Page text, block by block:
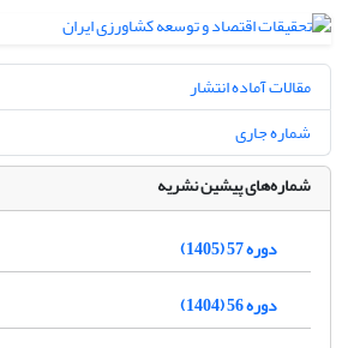
مقالات آماده انتشار
شماره جاری
شماره‌های پیشین نشریه
دوره 57 (1405)
دوره 56 (1404)